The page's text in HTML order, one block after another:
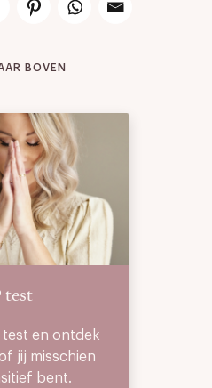
BOVEN
test
test en ontdek
jij misschien
bent.